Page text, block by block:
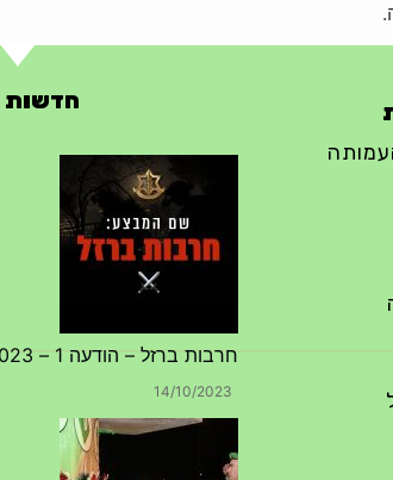
חדשות
חרבות ברזל – הודעה 1 – 14.10.2023
14/10/2023